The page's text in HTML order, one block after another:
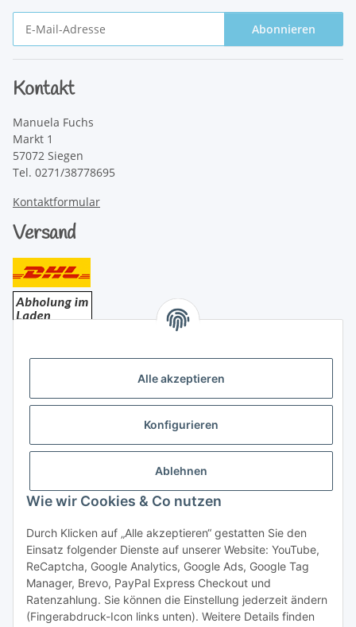
Alle akzeptieren
Konfigurieren
Ablehnen
Wie wir Cookies & Co nutzen
Durch Klicken auf „Alle akzeptieren“ gestatten Sie den
Einsatz folgender Dienste auf unserer Website: YouTube,
ReCaptcha, Google Analytics, Google Ads, Google Tag
Manager, Brevo, PayPal Express Checkout und
Ratenzahlung. Sie können die Einstellung jederzeit ändern
(Fingerabdruck-Icon links unten). Weitere Details finden
Abonnieren
Kontakt
Manuela Fuchs
Markt 1
57072 Siegen
Tel. 0271/38778695
Kontaktformular
Versand
Rechtliches
Vertrag widerrufen